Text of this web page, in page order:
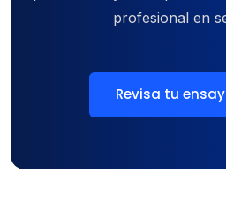
profesional en
Revisa tu